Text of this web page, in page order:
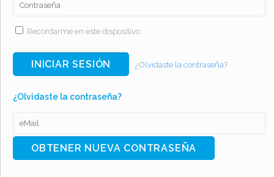
Recordarme en este dispositivo
¿Olvidaste la contraseña?
¿Olvidaste la contraseña?